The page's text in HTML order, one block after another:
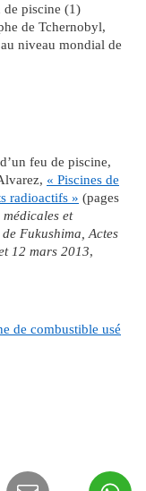
de piscine (1)
de Tchernobyl,
niveau mondial de
feu de piscine,
« Piscines de
radioactifs » (pages
médicales et
Fukushima, Actes
12 mars 2013,
de combustible usé